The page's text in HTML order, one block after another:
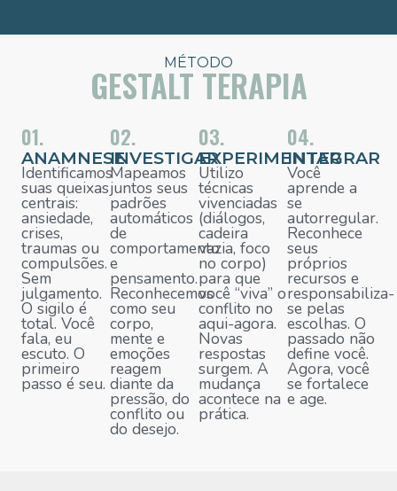
MÉTODO
GESTALT TERAPIA
01.
ANAMNESE
Identificamos
suas queixas
centrais:
ansiedade,
crises,
traumas ou
compulsões.
Sem
julgamento.
O sigilo é
total. Você
fala, eu
escuto. O
primeiro
passo é seu.
02.
INVESTIGAR
Mapeamos
juntos seus
padrões
automáticos
de
comportamento
e
pensamento.
Reconhecemos
como seu
corpo,
mente e
emoções
reagem
diante da
pressão, do
conflito ou
do desejo.
03.
EXPERIMENTAR
Utilizo
técnicas
vivenciadas
(diálogos,
cadeira
vazia, foco
no corpo)
para que
você “viva” o
conflito no
aqui-agora.
Novas
respostas
surgem. A
mudança
acontece na
prática.
04.
INTEGRAR
Você
aprende a
se
autorregular.
Reconhece
seus
próprios
recursos e
responsabiliza-
se pelas
escolhas. O
passado não
define você.
Agora, você
se fortalece
e age.